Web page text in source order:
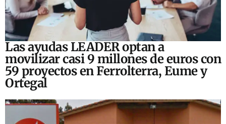
Las ayudas LEADER optan a
movilizar casi 9 millones de euros con
59 proyectos en Ferrolterra, Eume y
Ortegal